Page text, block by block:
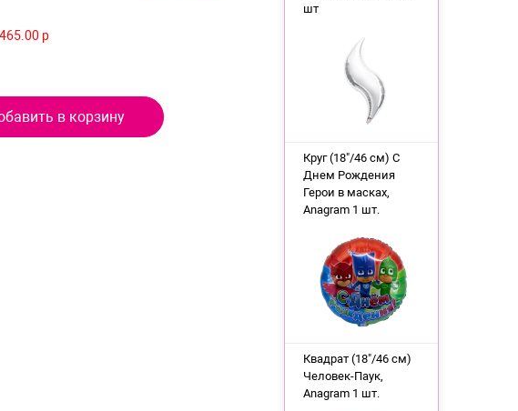
465.00 р
в корзину
шт
Круг (18"/46 см) С
Днем Рождения
Герои в масках,
Anagram 1 шт.
Квадрат (18"/46 см)
Человек-Паук,
Anagram 1 шт.